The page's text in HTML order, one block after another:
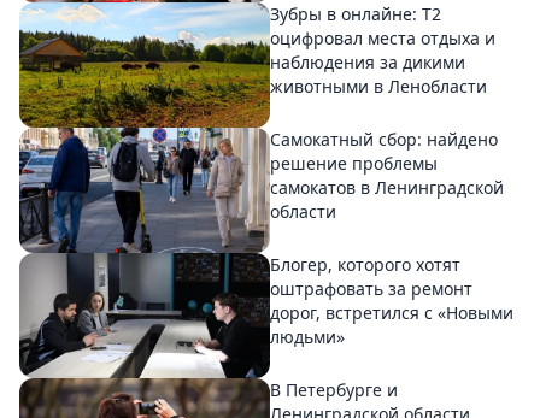
Зубры в онлайне: Т2
оцифровал места отдыха и
наблюдения за дикими
животными в Ленобласти
Самокатный сбор: найдено
решение проблемы
самокатов в Ленинградской
области
Блогер, которого хотят
оштрафовать за ремонт
дорог, встретился с «Новыми
людьми»
В Петербурге и